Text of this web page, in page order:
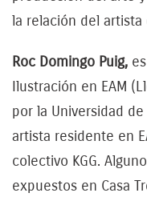
la relación del
Roc Domingo Puig,
Ilustración en EAM
por la Universidad
artista residente en
colectivo KGG.
expuestos en Casa